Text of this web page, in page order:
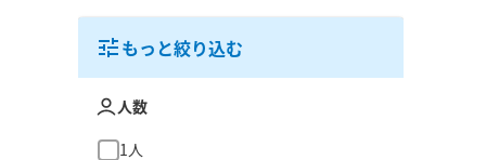
もっと絞り込む
人数
1人